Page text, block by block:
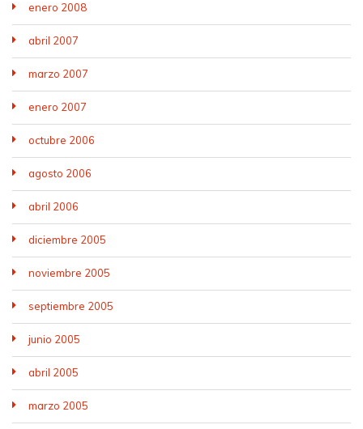
enero 2008
abril 2007
marzo 2007
enero 2007
octubre 2006
agosto 2006
abril 2006
diciembre 2005
noviembre 2005
septiembre 2005
junio 2005
abril 2005
marzo 2005